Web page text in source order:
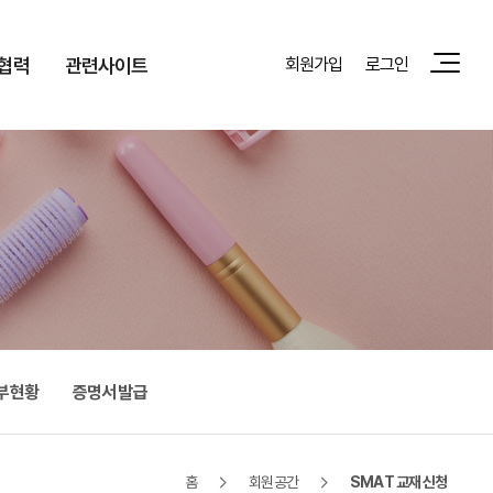
력 관련사이트 회원가입 로그인
현황 증명서 발급
홈 회원공간 SMAT 교재 신청